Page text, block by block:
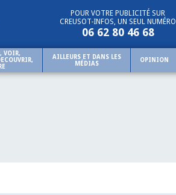
POUR VOTRE PUBLICITÉ SUR
CREUSOT-INFOS, UN SEUL NUMÉRO
06 62 80 46 68
VOIR,
AILLEURS ET DANS LES
MÉDIAS
OPINION